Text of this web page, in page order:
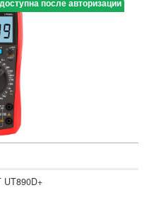
после авторизации
UT890D+